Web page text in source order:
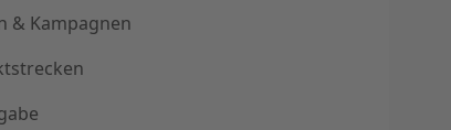
& Kampagnen